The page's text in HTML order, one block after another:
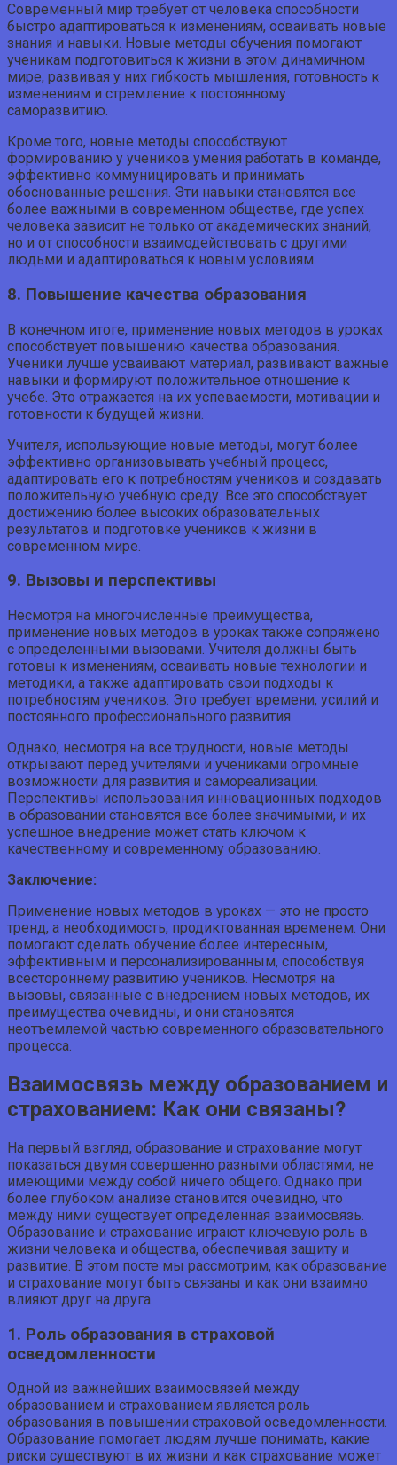
Современный мир требует от человека способности
быстро адаптироваться к изменениям, осваивать новые
знания и навыки. Новые методы обучения помогают
ученикам подготовиться к жизни в этом динамичном
мире, развивая у них гибкость мышления, готовность к
изменениям и стремление к постоянному
саморазвитию.
Кроме того, новые методы способствуют
формированию у учеников умения работать в команде,
эффективно коммуницировать и принимать
обоснованные решения. Эти навыки становятся все
более важными в современном обществе, где успех
человека зависит не только от академических знаний,
но и от способности взаимодействовать с другими
людьми и адаптироваться к новым условиям.
8. Повышение качества образования
В конечном итоге, применение новых методов в уроках
способствует повышению качества образования.
Ученики лучше усваивают материал, развивают важные
навыки и формируют положительное отношение к
учебе. Это отражается на их успеваемости, мотивации и
готовности к будущей жизни.
Учителя, использующие новые методы, могут более
эффективно организовывать учебный процесс,
адаптировать его к потребностям учеников и создавать
положительную учебную среду. Все это способствует
достижению более высоких образовательных
результатов и подготовке учеников к жизни в
современном мире.
9. Вызовы и перспективы
Несмотря на многочисленные преимущества,
применение новых методов в уроках также сопряжено
с определенными вызовами. Учителя должны быть
готовы к изменениям, осваивать новые технологии и
методики, а также адаптировать свои подходы к
потребностям учеников. Это требует времени, усилий и
постоянного профессионального развития.
Однако, несмотря на все трудности, новые методы
открывают перед учителями и учениками огромные
возможности для развития и самореализации.
Перспективы использования инновационных подходов
в образовании становятся все более значимыми, и их
успешное внедрение может стать ключом к
качественному и современному образованию.
Заключение:
Применение новых методов в уроках — это не просто
тренд, а необходимость, продиктованная временем. Они
помогают сделать обучение более интересным,
эффективным и персонализированным, способствуя
всестороннему развитию учеников. Несмотря на
вызовы, связанные с внедрением новых методов, их
преимущества очевидны, и они становятся
неотъемлемой частью современного образовательного
процесса.
Взаимосвязь между образованием и
страхованием: Как они связаны?
На первый взгляд, образование и страхование могут
показаться двумя совершенно разными областями, не
имеющими между собой ничего общего. Однако при
более глубоком анализе становится очевидно, что
между ними существует определенная взаимосвязь.
Образование и страхование играют ключевую роль в
жизни человека и общества, обеспечивая защиту и
развитие. В этом посте мы рассмотрим, как образование
и страхование могут быть связаны и как они взаимно
влияют друг на друга.
1. Роль образования в страховой
осведомленности
Одной из важнейших взаимосвязей между
образованием и страхованием является роль
образования в повышении страховой осведомленности.
Образование помогает людям лучше понимать, какие
риски существуют в их жизни и как страхование может